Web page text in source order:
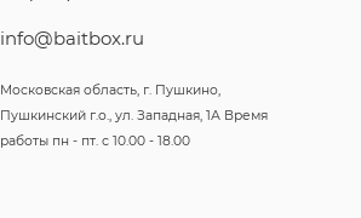
info@baitbox.ru
Московская область, г. Пушкино,
Пушкинский г.о., ул. Западная, 1А Время
работы пн - пт. с 10.00 - 18.00